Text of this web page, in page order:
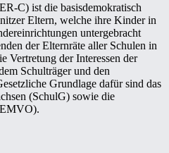
C) ist die basisdemokratisch
Eltern, welche ihre Kinder in
untergebracht
der Elternräte aller Schulen in
Vertretung der Interessen der
Schulträger und den
Grundlage dafür sind das
(SchulG) sowie die